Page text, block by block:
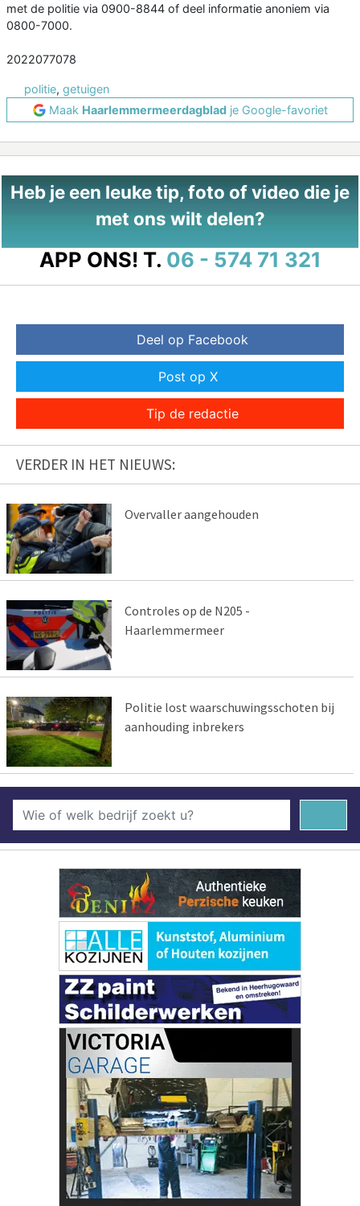
met de politie via 0900-8844 of deel informatie anoniem via
0800-7000.
2022077078
politie, getuigen
Maak Haarlemmermeerdagbladje Google-favoriet
Heb je een leuke tip, foto of video die je
met ons wilt delen?
APP ONS! T. 06 - 574 71 321
Deel op Facebook
Post op X
Tip de redactie
VERDER IN HET NIEUWS:
Overvaller aangehouden
Controles op de N205 -
Haarlemmermeer
Politie lost waarschuwingsschoten bij
aanhouding inbrekers